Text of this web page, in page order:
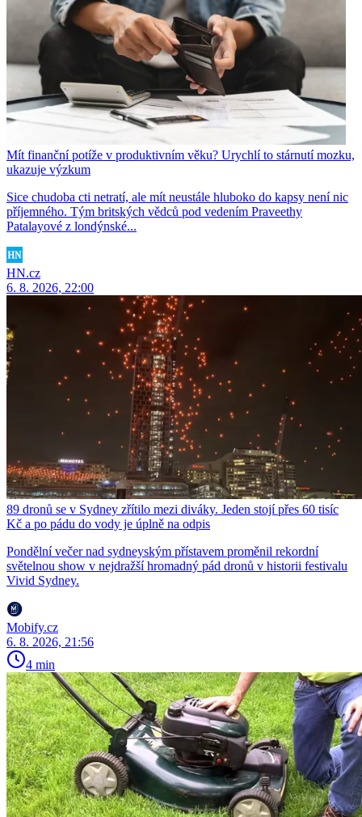
Mít finanční potíže v produktivním věku? Urychlí to stárnutí mozku,
ukazuje výzkum
Sice chudoba cti netratí, ale mít neustále hluboko do kapsy není nic
příjemného. Tým britských vědců pod vedením Praveethy
Patalayové z londýnské...
HN.cz
6. 8. 2026, 22:00
89 dronů se v Sydney zřítilo mezi diváky. Jeden stojí přes 60 tisíc
Kč a po pádu do vody je úplně na odpis
Pondělní večer nad sydneyským přístavem proměnil rekordní
světelnou show v nejdražší hromadný pád dronů v historii festivalu
Vivid Sydney.
Mobify.cz
6. 8. 2026, 21:56
4 min